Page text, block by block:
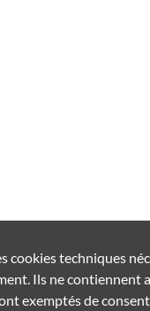
cookiestechniques
Ils ne contiennent
exemptés de